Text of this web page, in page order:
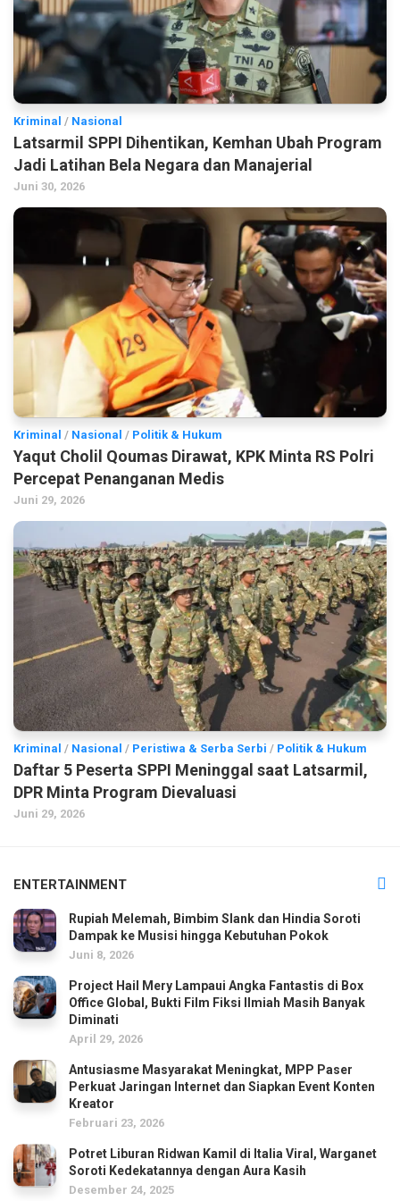
Kriminal / Nasional
Latsarmil SPPI Dihentikan, Kemhan Ubah Program
Jadi Latihan Bela Negara dan Manajerial
Juni 30, 2026
Kriminal / Nasional / Politik & Hukum
Yaqut Cholil Qoumas Dirawat, KPK Minta RS Polri
Percepat Penanganan Medis
Juni 29, 2026
Kriminal / Nasional / Peristiwa & Serba Serbi / Politik & Hukum
Daftar 5 Peserta SPPI Meninggal saat Latsarmil,
DPR Minta Program Dievaluasi
Juni 29, 2026
ENTERTAINMENT
Rupiah Melemah, Bimbim Slank dan Hindia Soroti
Dampak ke Musisi hingga Kebutuhan Pokok
Juni 8, 2026
Project Hail Mery Lampaui Angka Fantastis di Box
Office Global, Bukti Film Fiksi Ilmiah Masih Banyak
Diminati
April 29, 2026
Antusiasme Masyarakat Meningkat, MPP Paser
Perkuat Jaringan Internet dan Siapkan Event Konten
Kreator
Februari 23, 2026
Potret Liburan Ridwan Kamil di Italia Viral, Warganet
Soroti Kedekatannya dengan Aura Kasih
Desember 24, 2025